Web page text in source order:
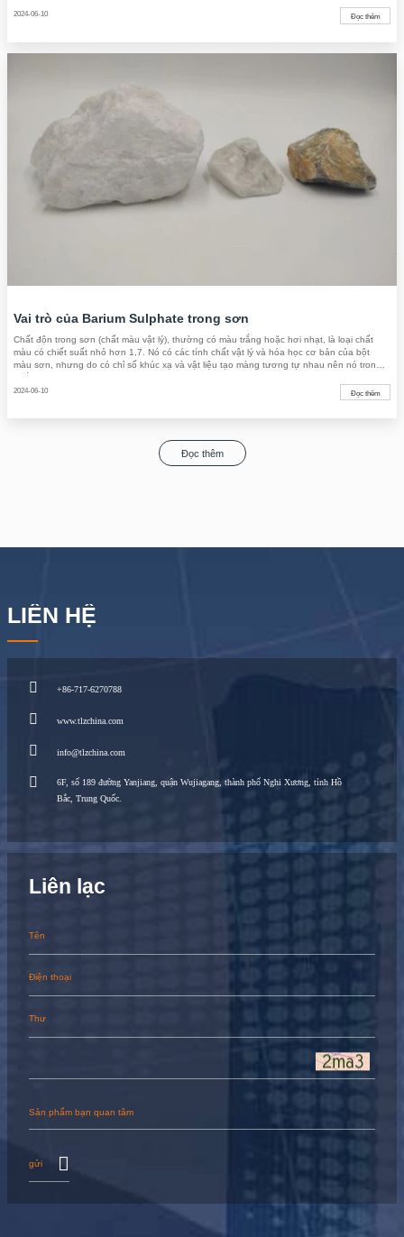
2024-06-10 Đọc thêm
Vai trò của Barium Sulphate trong sơn
Chất độn trong sơn (chất màu vật lý), thường có màu trắng hoặc hơi nhạt, là loại chất
màu có chiết suất nhỏ hơn 1,7. Nó có các tính chất vật lý và hóa học cơ bản của bột
màu sơn, nhưng do có chỉ số khúc xạ và vật liệu tạo màng tương tự nhau nên nó trong
2024-06-10 Đọc thêm
Đọc thêm
LIÊN HỆ
+86-717-6270788
www.tlzchina.com
info@tlzchina.com
6F, số 189 đường Yanjiang, quận Wujiagang, thành phố Nghi Xương, tỉnh Hồ
Bắc, Trung Quốc.
Liên lạc
gửi